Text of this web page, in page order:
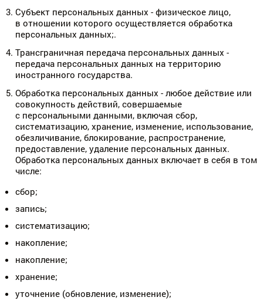
Субъект персональных данных - физическое лицо,
в отношении которого осуществляется обработка
персональных данных;.
Трансграничная передача персональных данных -
передача персональных данных на территорию
иностранного государства.
Обработка персональных данных - любое действие или
совокупность действий, совершаемые
с персональными данными, включая сбор,
систематизацию, хранение, изменение, использование,
обезличивание, блокирование, распространение,
предоставление, удаление персональных данных.
Обработка персональных данных включает в себя в том
числе:
сбор;
запись;
систематизацию;
накопление;
накопление;
хранение;
уточнение (обновление, изменение);